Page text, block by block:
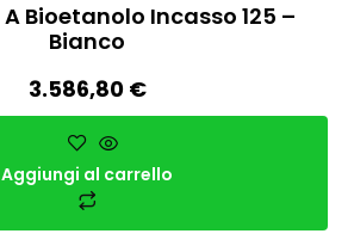
Bioetanolo Incasso 125 –
Bianco
3.586,80 €
Aggiungi al carrello